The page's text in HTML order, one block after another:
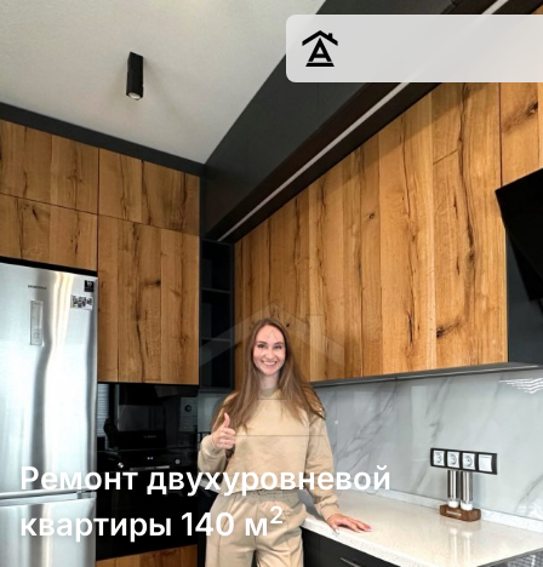
Дизайн
Ремонт
Цены
Наши работы
О нас
Контакты
г. Ростов-на-
8 (863) 221-10-
Обсудить проект
Ремонт двухуровневой
квартиры 140 м2